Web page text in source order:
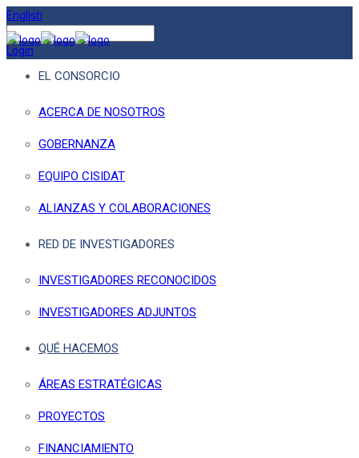
English
Login
EL CONSORCIO
ACERCA DE NOSOTROS
GOBERNANZA
EQUIPO CISIDAT
ALIANZAS Y COLABORACIONES
RED DE INVESTIGADORES
INVESTIGADORES RECONOCIDOS
INVESTIGADORES ADJUNTOS
QUÉ HACEMOS
ÁREAS ESTRATÉGICAS
PROYECTOS
FINANCIAMIENTO